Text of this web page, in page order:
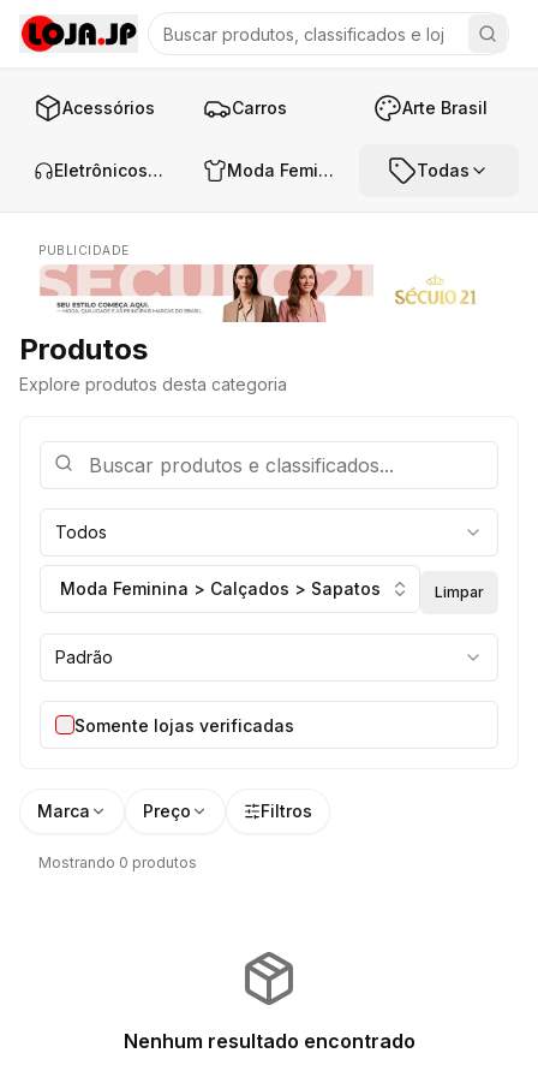
Acessórios Carros Arte Brasil
Eletrônicos e Áudio Moda Feminina Todas
PUBLICIDADE
Produtos
Explore produtos desta categoria
Todos
Moda Feminina > Calçados > Sapatos Limpar
Padrão
Somente lojas verificadas
Marca Preço Filtros
Mostrando 0 produtos
Nenhum resultado encontrado